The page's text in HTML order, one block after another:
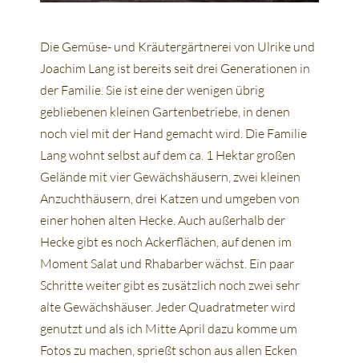
Die Gemüse- und Kräutergärtnerei von Ulrike und
Joachim Lang ist bereits seit drei Generationen in
der Familie. Sie ist eine der wenigen übrig
gebliebenen kleinen Gartenbetriebe, in denen
noch viel mit der Hand gemacht wird. Die Familie
Lang wohnt selbst auf dem ca. 1 Hektar großen
Gelände mit vier Gewächshäusern, zwei kleinen
Anzuchthäusern, drei Katzen und umgeben von
einer hohen alten Hecke. Auch außerhalb der
Hecke gibt es noch Ackerflächen, auf denen im
Moment Salat und Rhabarber wächst. Ein paar
Schritte weiter gibt es zusätzlich noch zwei sehr
alte Gewächshäuser. Jeder Quadratmeter wird
genutzt und als ich Mitte April dazu komme um
Fotos zu machen, sprießt schon aus allen Ecken